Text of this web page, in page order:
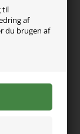
til
af
du brugen af